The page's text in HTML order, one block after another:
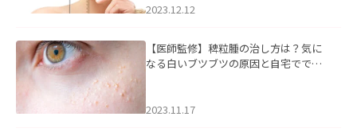
2023.12.12
【医師監修】稗粒腫の治し方は？気に
なる白いブツブツの原因と自宅ででき
2023.11.17